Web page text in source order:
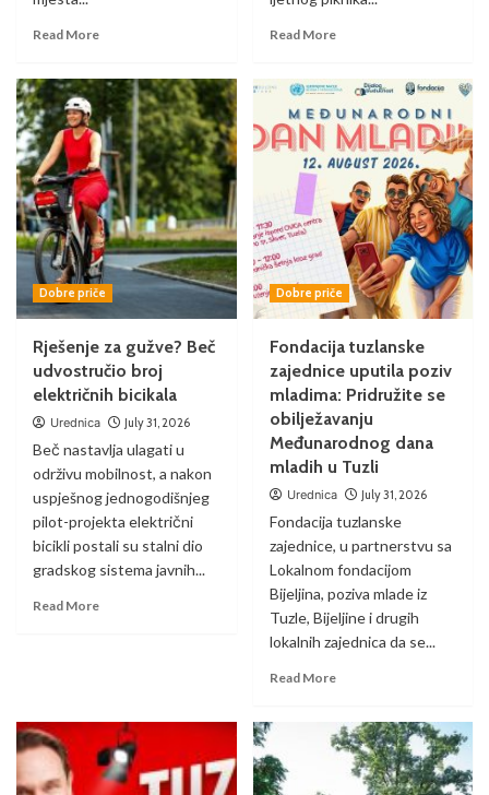
Read More Read More
Dobre priče
Rješenje za gužve? Beč
udvostručio broj
električnih bicikala
Urednica July 31, 2026
Beč nastavlja ulagati u
održivu mobilnost, a nakon
uspješnog jednogodišnjeg
pilot-projekta električni
bicikli postali su stalni dio
gradskog sistema javnih...
Read More
Dobre priče
Fondacija tuzlanske
zajednice uputila poziv
mladima: Pridružite se
obilježavanju
Međunarodnog dana
mladih u Tuzli
Urednica July 31, 2026
Fondacija tuzlanske
zajednice, u partnerstvu sa
Lokalnom fondacijom
Bijeljina, poziva mlade iz
Tuzle, Bijeljine i drugih
lokalnih zajednica da se...
Read More